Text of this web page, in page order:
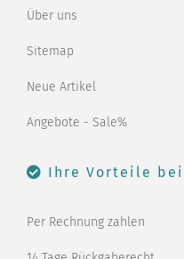
Über uns
Sitemap
Neue Artikel
Angebote - Sale%
Ihre Vorteile bei
Per Rechnung zahlen